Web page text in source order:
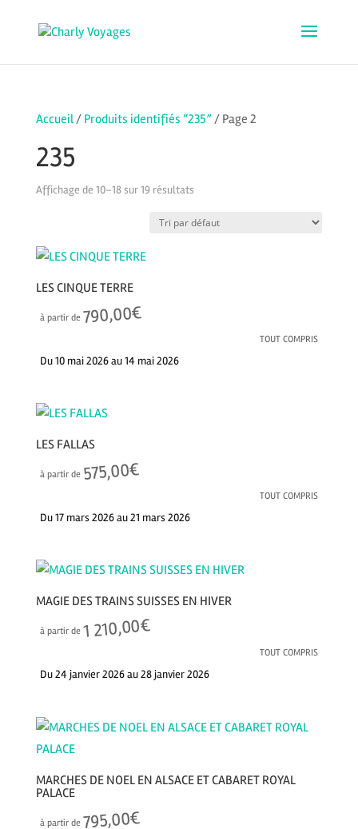
Accueil/ Produits identifiés “235”/ Page 2
235
Affichage de 10–18 sur 19 résultats
LES CINQUE TERRE
à partir de 790,00€
TOUT COMPRIS
Du 10 mai 2026 au 14 mai 2026
LES FALLAS
à partir de 575,00€
TOUT COMPRIS
Du 17 mars 2026 au 21 mars 2026
MAGIE DES TRAINS SUISSES EN HIVER
à partir de 1 210,00€
TOUT COMPRIS
Du 24 janvier 2026 au 28 janvier 2026
MARCHES DE NOEL EN ALSACE ET CABARET ROYAL
PALACE
à partir de 795,00€